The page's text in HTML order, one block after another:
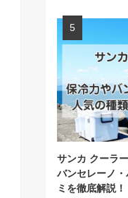
サンカ クーラ
バンセレーノ
ミを徹底解説！